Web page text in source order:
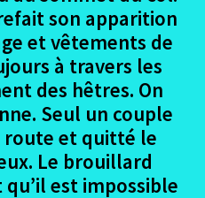
camino Aragones
camino aragones
camino Aragones
camino Aragones
son apparition
et vêtements de
à travers les
des hêtres. On
Seul un couple
route et quitté le
Le brouillard
est impossible